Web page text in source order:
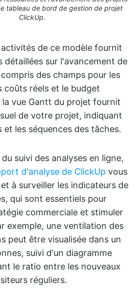
tableau de bord de gestion de projet
ClickUp.
de ce modèle fournit
détaillées sur l'avancement de
des champs pour les
coûts réels et le budget
la vue Gantt du projet fournit
de votre projet, indiquant
et les séquences des tâches.
suivi des analyses en ligne,
d'analyse de ClickUp vous
à surveiller les indicateurs de
qui sont essentiels pour
commerciale et stimuler
exemple, une ventilation des
peut être visualisée dans un
suivi d'un diagramme
le ratio entre les nouveaux
réguliers.